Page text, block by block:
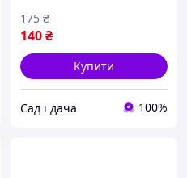
140₴
175 ₴
Купити
Сад і дача 100%